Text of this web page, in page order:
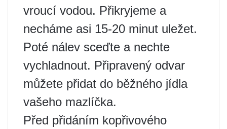
vroucí vodou. Přikryjeme a
necháme asi 15-20 minut uležet.
Poté nálev sceďte a nechte
vychladnout. Připravený odvar
můžete přidat do běžného jídla
vašeho mazlíčka.
Před přidáním kopřivového